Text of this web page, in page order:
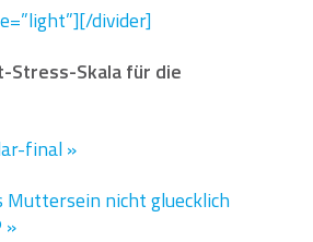
divider]
Stress-Skala für die
final»
nicht gluecklich
»